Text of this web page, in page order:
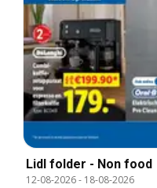
Lidl folder - Non food
12-08-2026- 18-08-2026